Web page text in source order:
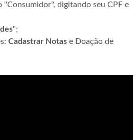
"Consumidor", digitando seu CPF e
";
Cadastrar Notas e Doação de